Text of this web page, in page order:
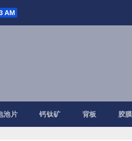
AM
池片 钙钛矿 背板 胶膜